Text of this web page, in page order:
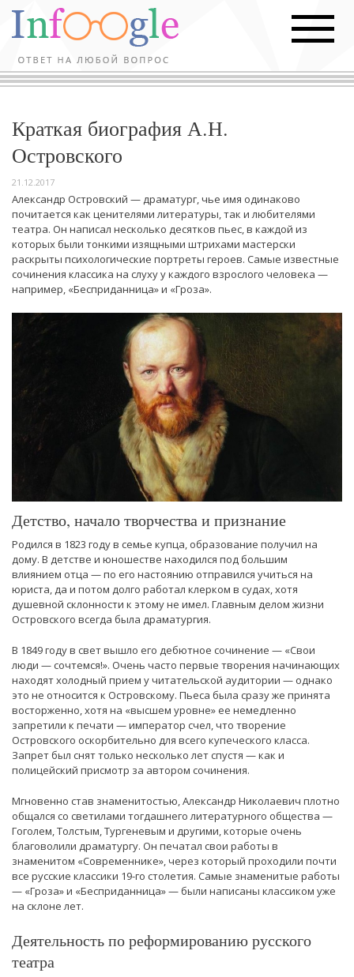
Краткая биография А.Н.
Островского
21.12.2017
Александр Островский — драматург, чье имя одинаково
почитается как ценителями литературы, так и любителями
театра. Он написал несколько десятков пьес, в каждой из
которых были тонкими изящными штрихами мастерски
раскрыты психологические портреты героев. Самые известные
сочинения классика на слуху у каждого взрослого человека —
например, «Бесприданница» и «Гроза».
Детство, начало творчества и признание
Родился в 1823 году в семье купца, образование получил на
дому. В детстве и юношестве находился под большим
влиянием отца — по его настоянию отправился учиться на
юриста, да и потом долго работал клерком в судах, хотя
душевной склонности к этому не имел. Главным делом жизни
Островского всегда была драматургия.
В 1849 году в свет вышло его дебютное сочинение — «Свои
люди — сочтемся!». Очень часто первые творения начинающих
находят холодный прием у читательской аудитории — однако
это не относится к Островскому. Пьеса была сразу же принята
восторженно, хотя на «высшем уровне» ее немедленно
запретили к печати — император счел, что творение
Островского оскорбительно для всего купеческого класса.
Запрет был снят только несколько лет спустя — как и
полицейский присмотр за автором сочинения.
Мгновенно став знаменитостью, Александр Николаевич плотно
общался со светилами тогдашнего литературного общества —
Гоголем, Толстым, Тургеневым и другими, которые очень
благоволили драматургу. Он печатал свои работы в
знаменитом «Современнике», через который проходили почти
все русские классики 19-го столетия. Самые знаменитые работы
— «Гроза» и «Бесприданница» — были написаны классиком уже
на склоне лет.
Деятельность по реформированию русского
театра